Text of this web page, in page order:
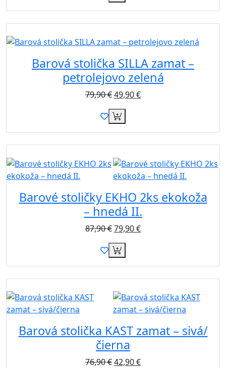
Barová stolička SILLA zamat –
petrolejovo zelená
79,90€49,90€
Barové stoličky EKHO 2ks ekokoža
– hnedá II.
87,90€79,90€
Barová stolička KAST zamat – sivá/
čierna
76,90€42,90€